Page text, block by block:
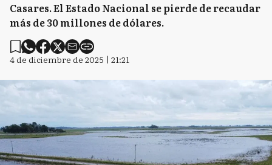
Casares. El Estado Nacional se pierde de recaudar
más de 30 millones de dólares.
4 de diciembre de 2025 | 21:21